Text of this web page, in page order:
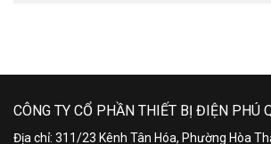
CÔNG TY CỔ PHẦN THIẾT BỊ ĐIỆN PHÚ
Địa chỉ: 311/23 Kênh Tân Hóa, Phường Hòa